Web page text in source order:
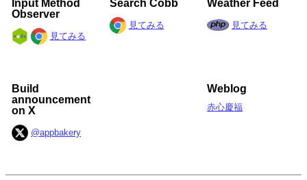
Input Method
Observer
見てみる
Search Cobb
見てみる
Weather Feed
見てみる
Build
announcement
on X
@appbakery
Weblog
赤心慶福